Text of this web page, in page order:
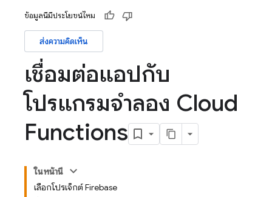
ข้อมูลนี้มีประโยชน์ไหม
ส่งความคิดเห็น
เชื่อมต่อแอปกับ
โปรแกรมจำลอง Cloud
Functions
ในหน้านี้
เลือกโปรเจ็กต์ Firebase